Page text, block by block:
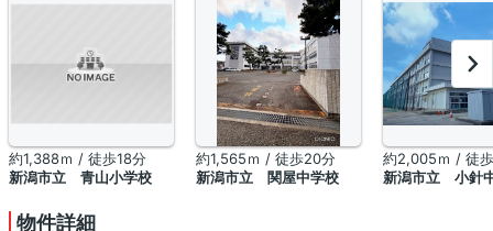
約1,388ｍ / 徒歩18分
新潟市立 青山小学校
約1,565ｍ / 徒歩20分
新潟市立 関屋中学校
約2,005ｍ / 徒
新潟市立 小針
物件詳細